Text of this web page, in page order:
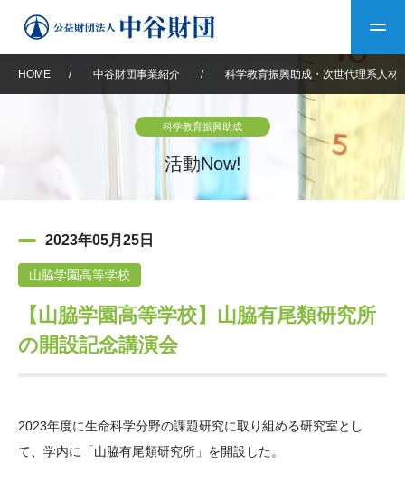
中谷財団について
設立趣意書
沿革 40年史デジタルブック
役員・評議員 公開情報
中谷財団事業紹介
神戸賞 長期大型研究助成
大学院生奨学金
国際学生交流プログラ
ム
中谷財団動画紹介
その他情報
アクセス よくあるご質問
日本語 English
HOME / 中谷財団事業紹介 / 科学教育振興助成・次世代理系人材
科学教育振興助成
活動Now!
2023年05月25日
山脇学園高等学校
【山脇学園高等学校】山脇有尾類研究所
の開設記念講演会
2023年度に生命科学分野の課題研究に取り組める研究室とし
て、学内に「山脇有尾類研究所」を開設した。